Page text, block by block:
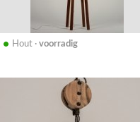
• Hout · voorradig